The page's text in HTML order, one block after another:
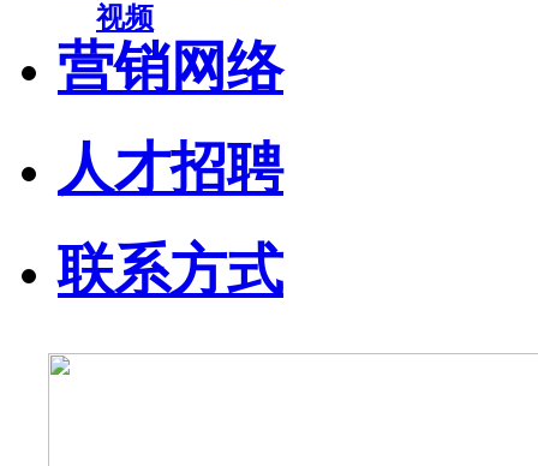
视频
营销网络
人才招聘
联系方式